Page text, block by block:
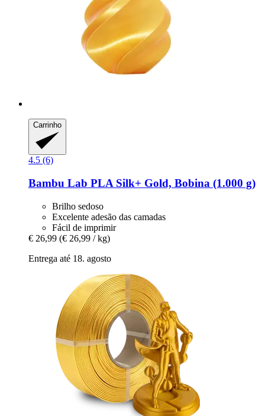
Carrinho
4.5 (6)
Bambu Lab PLA Silk+ Gold, Bobina (1.000 g)
Brilho sedoso
Excelente adesão das camadas
Fácil de imprimir
€ 26,99 (€ 26,99 / kg)
Entrega até 18. agosto